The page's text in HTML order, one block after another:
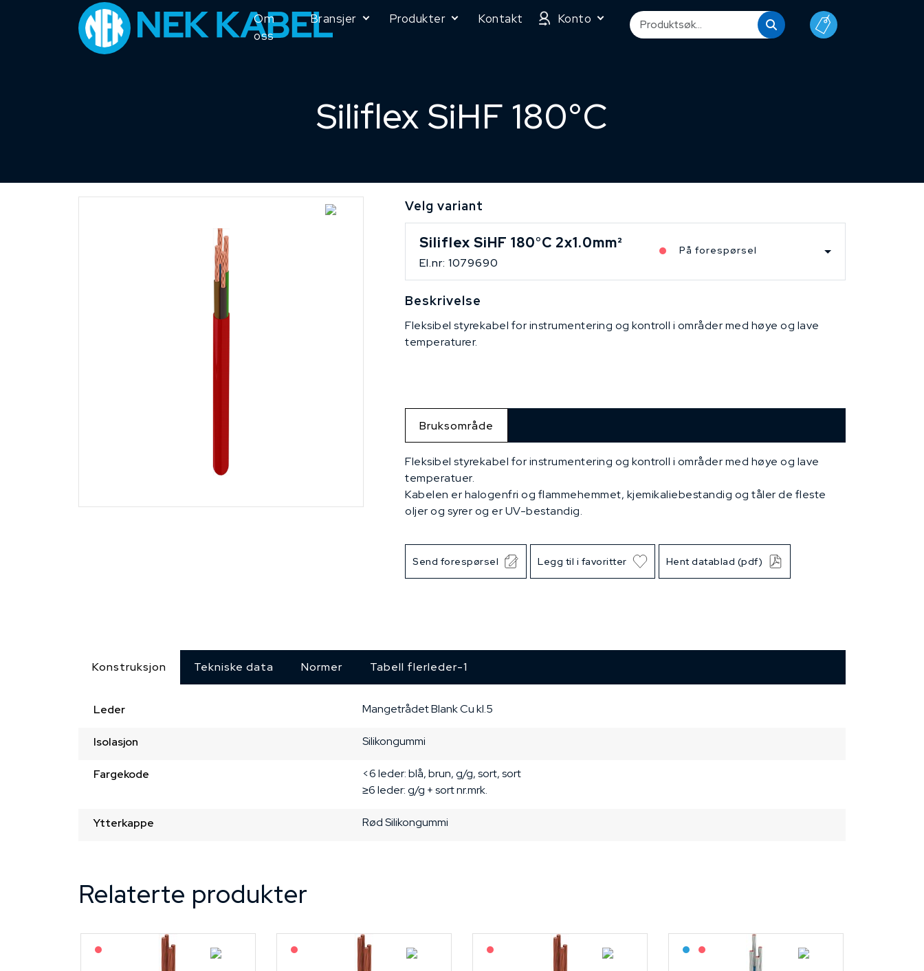
Om
oss
Bransjer Produkter Kontakt Konto
Siliflex SiHF 180°C
Velg variant
Siliflex SiHF 180°C 2x1.0mm²
El.nr: 1079690
På forespørsel
Beskrivelse
Fleksibel styrekabel for instrumentering og kontroll i områder med høye og lave
temperaturer.
Bruksområde
Fleksibel styrekabel for instrumentering og kontroll i områder med høye og lave
temperatuer.
Kabelen er halogenfri og flammehemmet, kjemikaliebestandig og tåler de fleste
oljer og syrer og er UV-bestandig.
Send forespørsel Legg til i favoritter Hent datablad (pdf)
Konstruksjon Tekniske data Normer Tabell flerleder-1
Leder MangetrådetBlank Cu kl.5
Isolasjon Silikongummi
Fargekode
<6 leder: blå, brun, g/g, sort, sort
≥6 leder: g/g + sort nr.mrk.
Ytterkappe Rød Silikongummi
Relaterte produkter
På forespørsel På forespørsel På forespørsel Bestilling: 2-3 uker
På forespørsel